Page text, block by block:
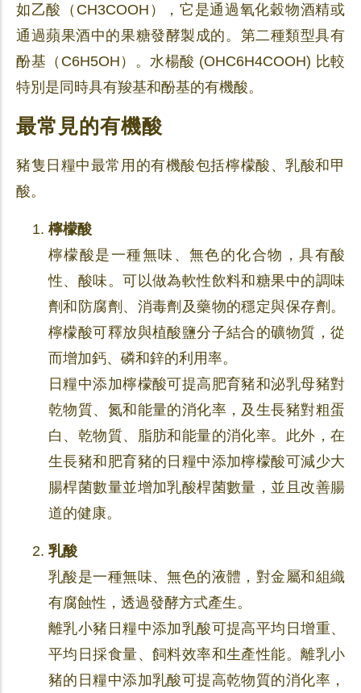
如乙酸（CH3COOH），它是通過氧化穀物酒精或
通過蘋果酒中的果糖發酵製成的。第二種類型具有
酚基（C6H5OH）。水楊酸 (OHC6H4COOH) 比較
特別是同時具有羧基和酚基的有機酸。
最常見的有機酸
豬隻日糧中最常用的有機酸包括檸檬酸、乳酸和甲
酸。
檸檬酸
檸檬酸是一種無味、無色的化合物，具有酸
性、酸味。可以做為軟性飲料和糖果中的調味
劑和防腐劑、消毒劑及藥物的穩定與保存劑。
檸檬酸可釋放與植酸鹽分子結合的礦物質，從
而增加鈣、磷和鋅的利用率。
日糧中添加檸檬酸可提高肥育豬和泌乳母豬對
乾物質、氮和能量的消化率，及生長豬對粗蛋
白、乾物質、脂肪和能量的消化率。此外，在
生長豬和肥育豬的日糧中添加檸檬酸可減少大
腸桿菌數量並增加乳酸桿菌數量，並且改善腸
道的健康。
乳酸
乳酸是一種無味、無色的液體，對金屬和組織
有腐蝕性，透過發酵方式產生。
離乳小豬日糧中添加乳酸可提高平均日增重、
平均日採食量、飼料效率和生產性能。離乳小
豬的日糧中添加乳酸可提高乾物質的消化率，